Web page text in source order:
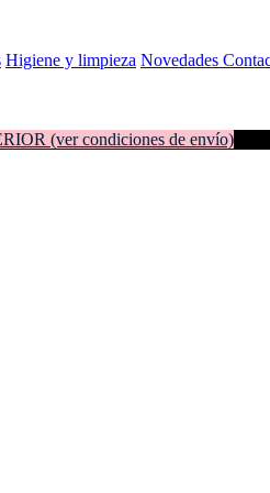
Higiene y limpieza Novedades
(ver condiciones de envío)